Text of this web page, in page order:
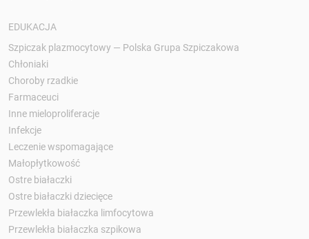
EDUKACJA
Szpiczak plazmocytowy — Polska Grupa Szpiczakowa
Chłoniaki
Choroby rzadkie
Farmaceuci
Inne mieloproliferacje
Infekcje
Leczenie wspomagające
Małopłytkowość
Ostre białaczki
Ostre białaczki dziecięce
Przewlekła białaczka limfocytowa
Przewlekła białaczka szpikowa